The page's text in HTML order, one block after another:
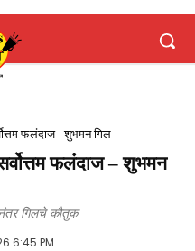
फलंदाज - शुभमन गिल
फलंदाज – शुभमन
गिलचे कौतुक
6:45 PM